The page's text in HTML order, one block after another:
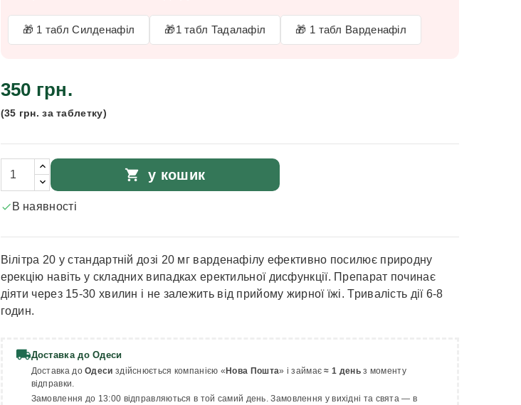
🎁 1 табл Силденафіл 🎁1 табл Тадалафіл 🎁 1 табл Варденафіл
350 грн.
(35 грн. за таблетку)
shopping_cart у кошик
 В наявності
Вілітра 20 у стандартній дозі 20 мг варденафілу ефективно посилює природну
ерекцію навіть у складних випадках еректильної дисфункції. Препарат починає
діяти через 15-30 хвилин і не залежить від прийому жирної їжі. Тривалість дії 6-8
годин.
local_shippingДоставка до Одеси
Доставка доОдеси здійснюється компанією « Нова Пошта» і займає≈ 1 деньз моменту
відправки.
Замовлення до 13:00 відправляються в той самий день. Замовлення у вихідні та свята — в